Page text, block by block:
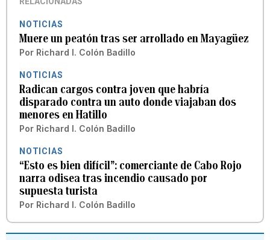
NOTICIAS
Muere un peatón tras ser arrollado en Mayagüez
Por Richard I. Colón Badillo
NOTICIAS
Radican cargos contra joven que habría
disparado contra un auto donde viajaban dos
menores en Hatillo
Por Richard I. Colón Badillo
NOTICIAS
“Esto es bien difícil”: comerciante de Cabo Rojo
narra odisea tras incendio causado por
supuesta turista
Por Richard I. Colón Badillo